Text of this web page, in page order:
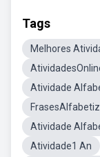
Tags
Melhores
Atividade
Atividade
Atividade1 An